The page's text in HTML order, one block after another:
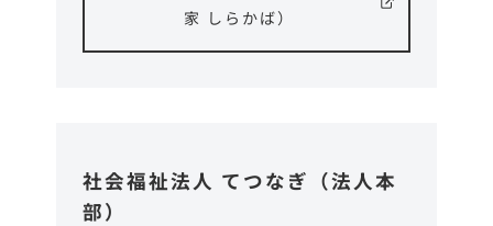
家 しらかば）
社会福祉法人 てつなぎ（法人本
部）